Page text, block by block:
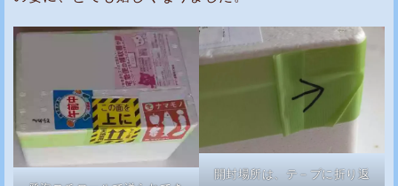
開封場所は、テ－プに折り返